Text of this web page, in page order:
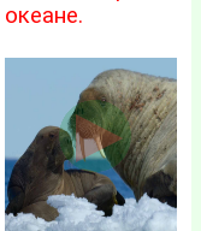
океане.